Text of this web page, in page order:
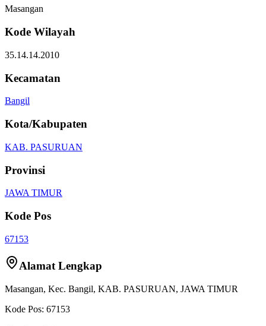
Masangan
Kode Wilayah
35.14.14.2010
Kecamatan
Bangil
Kota/Kabupaten
KAB. PASURUAN
Provinsi
JAWA TIMUR
Kode Pos
67153
Alamat Lengkap
Masangan, Kec. Bangil, KAB. PASURUAN, JAWA TIMUR
Kode Pos: 67153